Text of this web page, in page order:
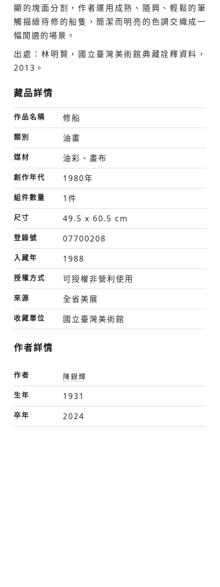
顯的塊面分割，作者運用成熟、隨興、輕鬆的筆
觸描繪待修的船隻，簡潔而明亮的色調交織成一
幅閒適的場景。
出處：林明賢，國立臺灣美術館典藏詮釋資料，
2013。
藏品詳情
作品名稱 修船
類別 油畫
媒材 油彩、畫布
創作年代 1980年
組件數量 1件
尺寸 49.5 x 60.5 cm
登錄號 07700208
入藏年 1988
授權方式 可授權非營利使用
來源 全省美展
收藏單位 國立臺灣美術館
作者詳情
作者
陳銀輝
生年
1931
卒年 2024